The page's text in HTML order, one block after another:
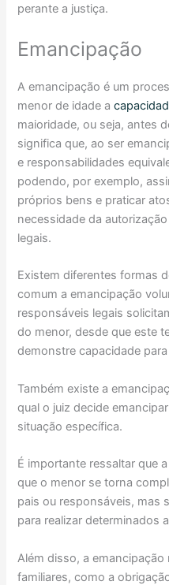
perante a justiça.
Emancipação
A emancipação é um
menor de idade a
maioridade, ou seja, antes
significa que, ao ser
e responsabilidades
podendo, por exemplo,
próprios bens e praticar
necessidade da
legais.
Existem diferentes formas
comum a emancipação
responsáveis legais
do menor, desde que este
demonstre capacidade
Também existe a
qual o juiz decide
situação específica.
É importante ressaltar que
que o menor se torna
pais ou responsáveis, mas
para realizar determinados
Além disso, a emancipação
familiares, como a